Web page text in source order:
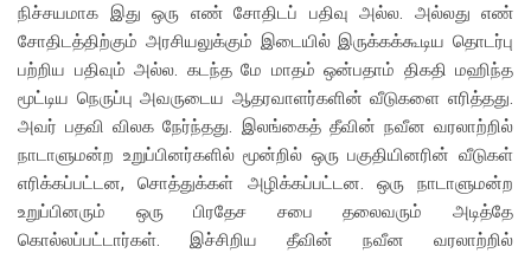
நிச்சயமாக இது ஒரு எண் சோதிடப் பதிவு அல்ல. அல்லது எண்
சோதிடத்திற்கும் அரசியலுக்கும் இடையில் இருக்கக்கூடிய தொடர்பு
பற்றிய பதிவும் அல்ல. கடந்த மே மாதம் ஒன்பதாம் திகதி மஹிந்த
மூட்டிய நெருப்பு அவருடைய ஆதரவாளர்களின் வீடுகளை எரித்தது.
அவர் பதவி விலக நேர்ந்தது. இலங்கைத் தீவின் நவீன வரலாற்றில்
நாடாளுமன்ற உறுப்பினர்களில் மூன்றில் ஒரு பகுதியினரின் வீடுகள்
எரிக்கப்பட்டன, சொத்துக்கள் அழிக்கப்பட்டன. ஒரு நாடாளுமன்ற
உறுப்பினரும் ஒரு பிரதேச சபை தலைவரும் அடித்தே
கொல்லப்பட்டார்கள். இச்சிறிய தீவின் நவீன வரலாற்றில்